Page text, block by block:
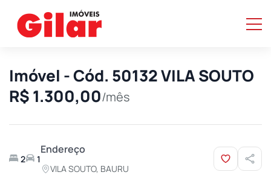
Imóvel - Cód. 50132 VILA SOUTO
R$ 1.300,00/mês
2 1
Endereço
VILA SOUTO, BAURU